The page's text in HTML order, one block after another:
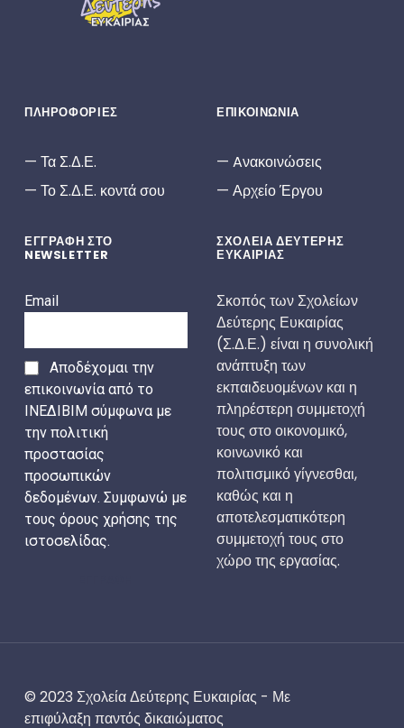
ΠΛΗΡΟΦΟΡΙΕΣ
Τα Σ.Δ.Ε.
Το Σ.Δ.Ε. κοντά σου
ΕΠΙΚΟΙΝΩΝΙΑ
Aνακοινώσεις
Αρχείο Έργου
ΕΓΓΡΑΦΗ ΣΤΟ
NEWSLETTER
Email
Αποδέχομαι την
επικοινωνία από το
ΙΝΕΔΙΒΙΜ σύμφωνα με
την πολιτική
προστασίας
προσωπικών
δεδομένων. Συμφωνώ με
τους όρους χρήσης της
ιστοσελίδας.
ΣΧΟΛΕΙΑ ΔΕΥΤΕΡΗΣ
ΕΥΚΑΙΡΙΑΣ
Σκοπός των Σχολείων
Δεύτερης Ευκαιρίας
(Σ.Δ.Ε.) είναι η συνολική
ανάπτυξη των
εκπαιδευομένων και η
πληρέστερη συμμετοχή
τους στο οικονομικό,
κοινωνικό και
πολιτισμικό γίγνεσθαι,
καθώς και η
αποτελεσματικότερη
συμμετοχή τους στο
χώρο της εργασίας.
© 2023 Σχολεία Δεύτερης Ευκαιρίας - Με
επιφύλαξη παντός δικαιώματος